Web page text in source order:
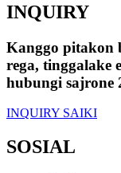
INQUIRY
Kanggo pitakon
rega, tinggalake
hubungi sajrone
INQUIRY SAIKI
SOSIAL